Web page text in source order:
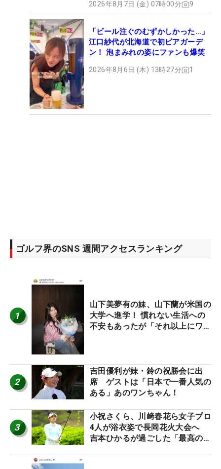
2026年8月7日 (金) 07時00分 9
「ビール注ぐのむずかしかった…」
江口紗代が北海道で初ビアガーデ
ン！ 泡まみれの姿にファンも爆笑
2026年8月6日 (木) 13時27分 1
ゴルフ界のSNS 週間アクセスランキング
1
山下美夢有の妹、山下蘭が米国の
大学へ進学！ 慣れない生活への
不安もあったが「それ以上にワク
2
吉田優利が妹・鈴の祝勝会に出
席 ゲストは「日本で一番人気の
ある」あのワンちゃん！
3
小祝さくら、川﨑春花ら女子プロ
4人が浴衣姿で長岡花火大会へ
吉本ひかるが過ごした「最高の夏